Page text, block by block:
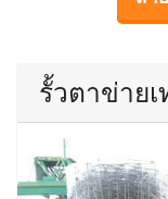
รั้วตาข่ายเ